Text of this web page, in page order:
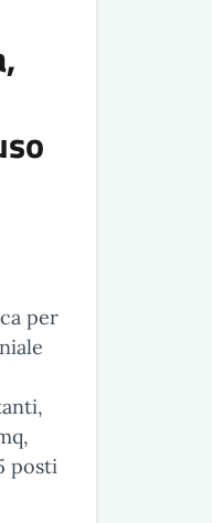
per
posti